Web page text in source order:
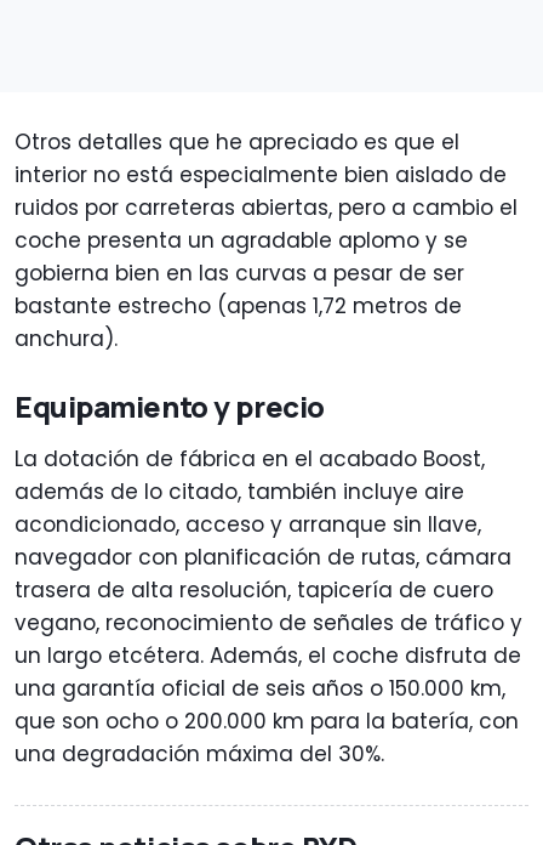
Otros detalles que he apreciado es que el
interior no está especialmente bien aislado de
ruidos por carreteras abiertas, pero a cambio el
coche presenta un agradable aplomo y se
gobierna bien en las curvas a pesar de ser
bastante estrecho (apenas 1,72 metros de
anchura).
Equipamiento y precio
La dotación de fábrica en el acabado Boost,
además de lo citado, también incluye aire
acondicionado, acceso y arranque sin llave,
navegador con planificación de rutas, cámara
trasera de alta resolución, tapicería de cuero
vegano, reconocimiento de señales de tráfico y
un largo etcétera. Además, el coche disfruta de
una garantía oficial de seis años o 150.000 km,
que son ocho o 200.000 km para la batería, con
una degradación máxima del 30%.